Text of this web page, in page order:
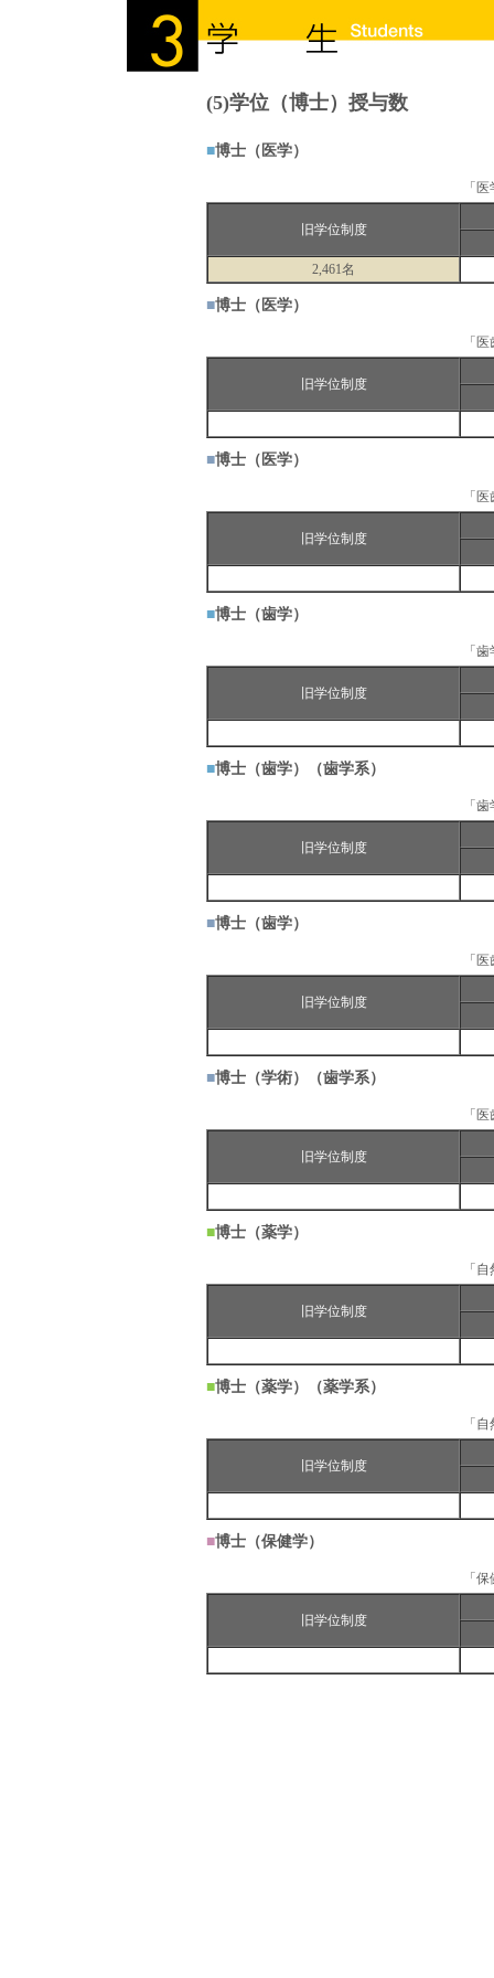
(5)学位（博士）授与数
■博士（医学）
「
旧学位制度
2,461名
■博士（医学）
「
旧学位制度
■博士（医学）
「
旧学位制度
■博士（歯学）
「
旧学位制度
■博士（歯学）（歯学系）
「
旧学位制度
■博士（歯学）
「
旧学位制度
■博士（学術）（歯学系）
「
旧学位制度
■博士（薬学）
「
旧学位制度
■博士（薬学）（薬学系）
「
旧学位制度
■博士（保健学）
「
旧学位制度